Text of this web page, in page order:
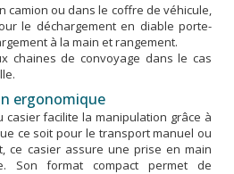
camion ou dans le coffre de véhicule,
le déchargement en diable porte-
à la main et rangement.
chaines de convoyage dans le cas
ergonomique
casier facilite la manipulation grâce à
ce soit pour le transport manuel ou
ce casier assure une prise en main
Son format compact permet de